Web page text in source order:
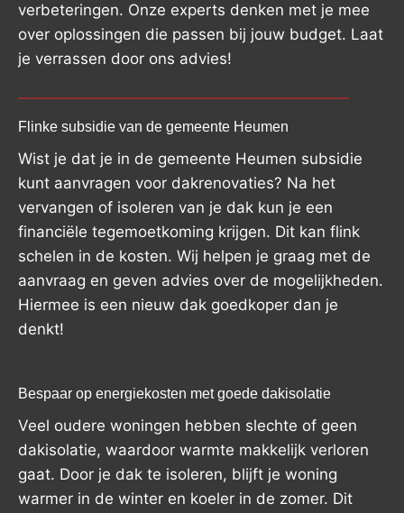
verbeteringen. Onze experts denken met je mee
over oplossingen die passen bij jouw budget. Laat
je verrassen door ons advies!
Flinke subsidie van de gemeente Heumen
Wist je dat je in de gemeente Heumen subsidie
kunt aanvragen voor dakrenovaties? Na het
vervangen of isoleren van je dak kun je een
financiële tegemoetkoming krijgen. Dit kan flink
schelen in de kosten. Wij helpen je graag met de
aanvraag en geven advies over de mogelijkheden.
Hiermee is een nieuw dak goedkoper dan je
denkt!
Bespaar op energiekosten met goede dakisolatie
Veel oudere woningen hebben slechte of geen
dakisolatie, waardoor warmte makkelijk verloren
gaat. Door je dak te isoleren, blijft je woning
warmer in de winter en koeler in de zomer. Dit